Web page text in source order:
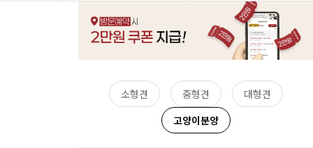
소형견 중형견
대형견
고양이분양